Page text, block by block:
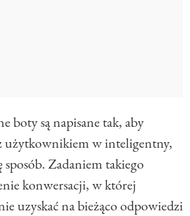
boty są napisane tak, aby
użytkownikiem w inteligentny,
Zadaniem takiego
konwersacji, w której
uzyskać na bieżąco odpowiedzi